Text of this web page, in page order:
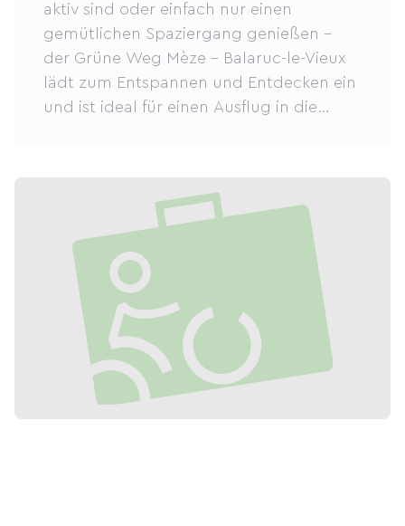
aktiv sind oder einfach nur einen
gemütlichen Spaziergang genießen –
der Grüne Weg Mèze – Balaruc-le-Vieux
lädt zum Entspannen und Entdecken ein
und ist ideal für einen Ausflug in die